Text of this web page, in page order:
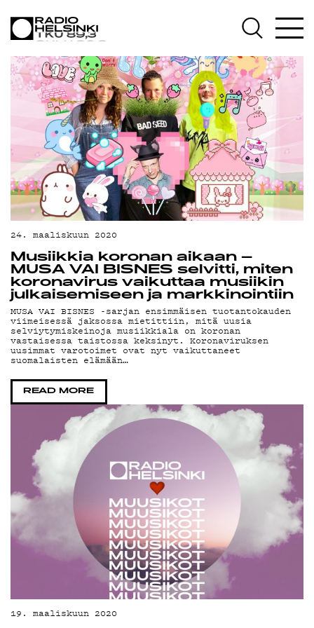
AJANKOHTAISTA
OHJELMAT
TEKIJÄT
ON-DEMAND
PODCAST
MAINOSTA
YHTEYSTIEDOT
G LIVELAB
YSTÄVÄKLUBI
TIETOSUOJA
KIRJAUDU SISÄÄN
24. maaliskuun 2020
Musiikkia koronan aikaan –
MUSA VAI BISNES selvitti, miten
koronavirus vaikuttaa musiikin
julkaisemiseen ja markkinointiin
MUSA VAI BISNES -sarjan ensimmäisen tuotantokauden
viimeisessä jaksossa mietittiin, mitä uusia
selviytymiskeinoja musiikkiala on koronan
vastaisessa taistossa keksinyt. Koronaviruksen
uusimmat varotoimet ovat nyt vaikuttaneet
suomalaisten elämään…
READ MORE
19. maaliskuun 2020